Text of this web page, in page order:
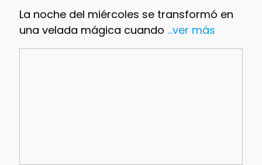
La noche del miércoles se transformó en
una velada mágica cuando ...ver más